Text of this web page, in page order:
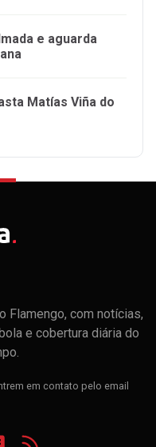
e aguarda
Matías Viña do
Flamengo, com notícias,
e cobertura diária do
em contato pelo email